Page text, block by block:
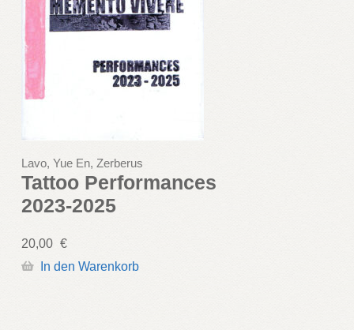
Lavo, Yue En, Zerberus
Tattoo Performances
2023-2025
20,00 €
In den Warenkorb